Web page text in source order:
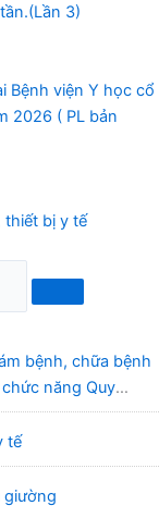
3)
Bệnh viện Y học cổ
2026 ( PL bản
thiết bị y tế
bệnh, chữa bệnh
năng Quy
tế
giường